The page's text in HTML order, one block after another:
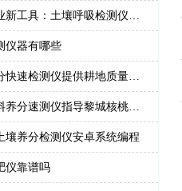
仪器有哪些
肥料养分快速检测仪提供耕地质量保障
土壤肥料养分速测仪指导黎城核桃种植施肥方式
壤养分检测仪安卓系统编程
仪靠谱吗